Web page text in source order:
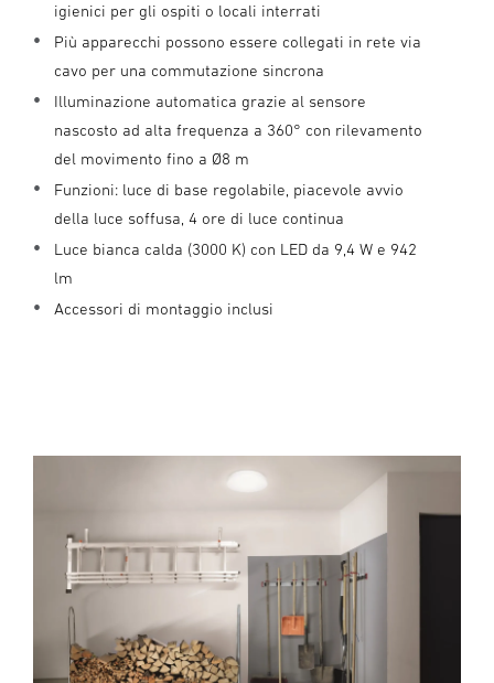
igienici per gli ospiti o locali interrati
Più apparecchi possono essere collegati in rete via
cavo per una commutazione sincrona
Illuminazione automatica grazie al sensore
nascosto ad alta frequenza a 360° con rilevamento
del movimento fino a Ø8 m
Funzioni: luce di base regolabile, piacevole avvio
della luce soffusa, 4 ore di luce continua
Luce bianca calda (3000 K) con LED da 9,4 W e 942
lm
Accessori di montaggio inclusi